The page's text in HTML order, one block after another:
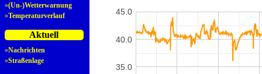
»(Un-)Wetterwarnung
»Temperaturverlauf
Aktuell
»Nachrichten
»Straßenlage
35.0
40.0
45.0